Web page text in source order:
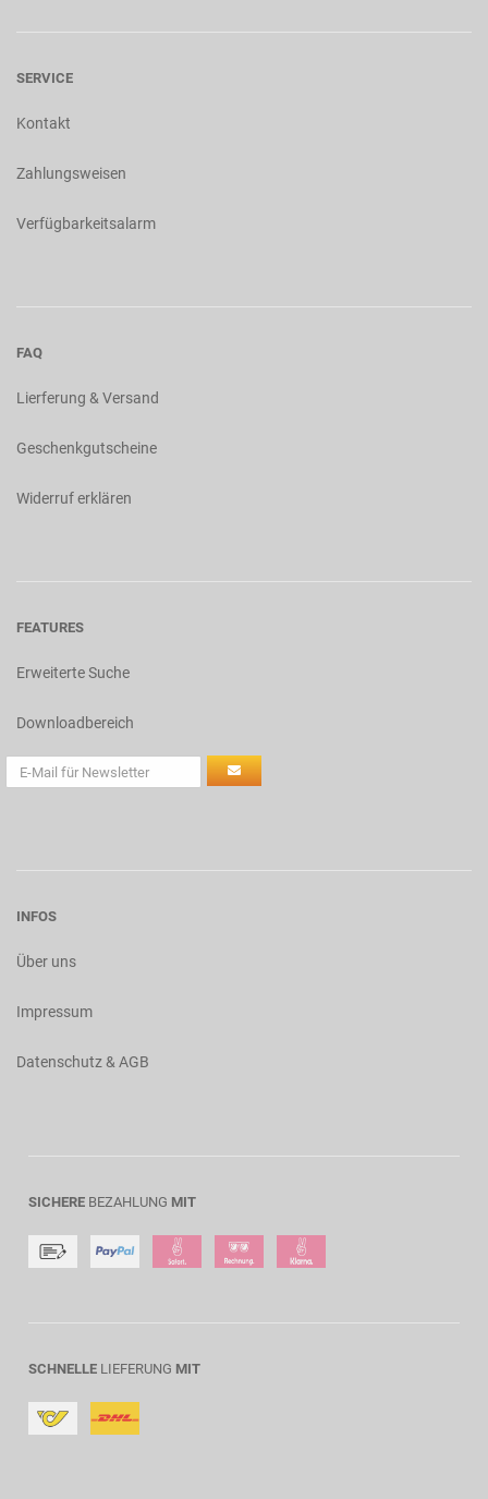
SERVICE
Kontakt
Zahlungsweisen
Verfügbarkeitsalarm
FAQ
Lierferung & Versand
Geschenkgutscheine
Widerruf erklären
FEATURES
Erweiterte Suche
Downloadbereich
INFOS
Über uns
Impressum
Datenschutz & AGB
SICHERE BEZAHLUNG MIT
SCHNELLE LIEFERUNG MIT